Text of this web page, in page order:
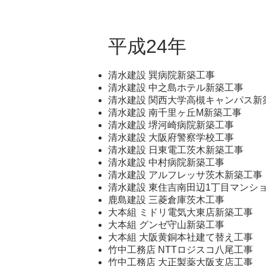
平成24年
清水建設 巽病院新築工事
清水建設 中之島ホテル新築工事
清水建設 関西大学高槻キャンパス新
清水建設 南千里ヶ丘M新築工事
清水建設 堺河崎病院新築工事
清水建設 大阪府警察学校工事
清水建設 日東電工茨木新築工事
清水建設 中村病院新築工事
清水建設 アルフレッサ茨木新築工事
清水建設 東住吉南田辺1丁目マンシ
鹿島建設 三菱倉庫茨木工事
大本組 ミドリ電気大東店新築工事
大本組 グンゼ守山新築工事
大本組 大阪黄銅本社建て替え工事
竹中工務店 NTTロジスコ八尾工事
竹中工務店 大正製薬大阪支店工事